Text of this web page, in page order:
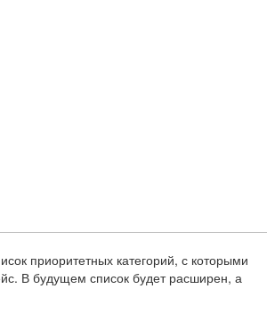
приоритетных категорий, с которыми
В будущем список будет расширен, а